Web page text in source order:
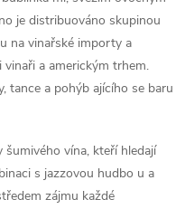
je distribuováno skupinou
na vinařské importy a
a americkým trhem.
tance a pohýb ajícího se baru
šumivého vína, kteří hledají
s jazzovou hudbo u a
zájmu každé